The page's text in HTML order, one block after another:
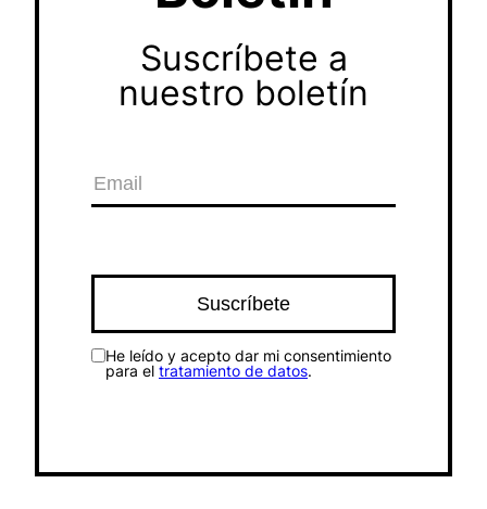
Suscríbete a
nuestro boletín
He leído y acepto dar mi consentimiento
para el tratamiento de datos.